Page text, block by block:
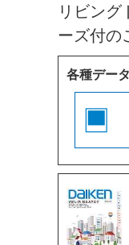
リビン
ーズ付の
各種デー